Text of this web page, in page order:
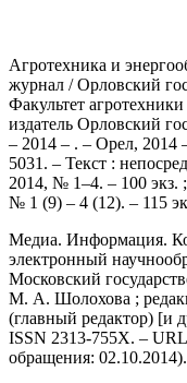
Агротехника и
журнал / Орловский
Факультет
издатель Орловский
– 2014 – . – Орел, 2014
5031. – Текст :
2014, № 1–4. – 100 экз.
№ 1 (9) – 4 (12). – 115
Медиа. Информация.
электронный
Московский
М. А. Шолохова ;
(главный редактор) [и
ISSN 2313-755X. –
обращения: